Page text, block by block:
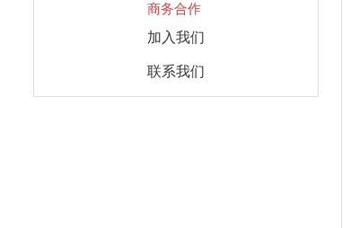
商务合作
加入我们
联系我们